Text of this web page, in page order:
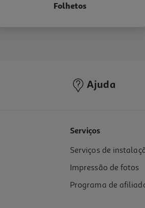
Folhetos
Ajuda
Serviços
Serviços de
Impressão de fotos
Programa de